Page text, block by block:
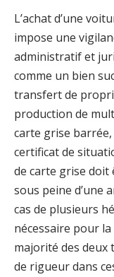
L’achat d’une
impose une
administratif et
comme un bien
transfert de
production de
carte grise
certificat de
de carte grise doit
sous peine d’une
cas de plusieurs
nécessaire pour
majorité des deux
de rigueur dans